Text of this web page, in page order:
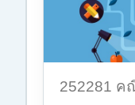
252281 ค